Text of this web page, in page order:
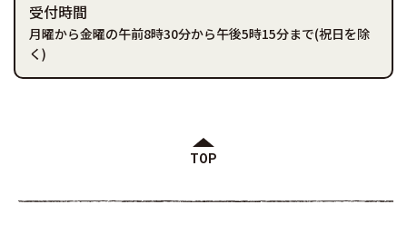
受付時間
月曜から金曜の午前8時30分から午後5時15分まで(祝日を除
く)
TOP